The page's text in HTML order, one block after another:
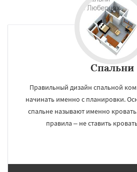
Спальни
Правильный дизайн спальной
начинать именно с планировки.
спальне называют именно
правила – не ставить